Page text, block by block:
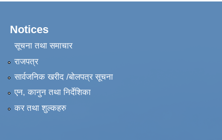
Notices
सूचना तथा समाचार
राजपत्र
सार्वजनिक खरीद /बोलपत्र सूचना
एन, कानुन तथा निर्देशिका
कर तथा शुल्कहरु